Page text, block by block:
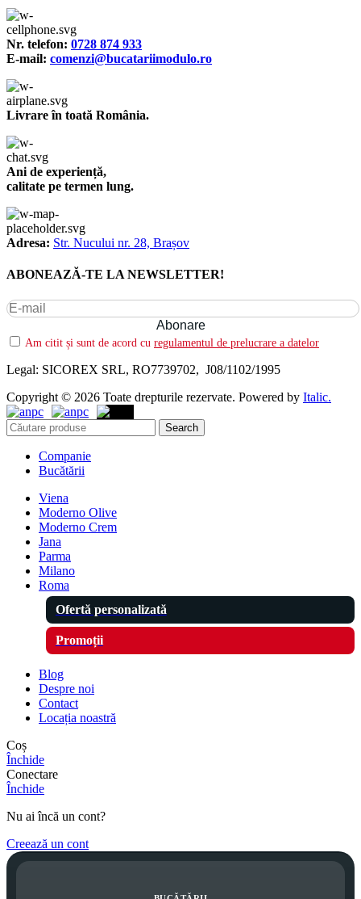
Nr. telefon: 0728 874 933
E-mail: comenzi@bucatariimodulo.ro
Livrare în toată România.
Ani de experiență,
calitate pe termen lung.
Adresa: Str. Nucului nr. 28, Brașov
ABONEAZĂ-TE LA NEWSLETTER!
Am citit și sunt de acord cu regulamentul de prelucrare a datelor
Legal: SICOREX SRL, RO7739702, J08/1102/1995
Copyright © 2026 Toate drepturile rezervate. Powered by Italic.
Search
Companie
Bucătării
Viena
Moderno Olive
Moderno Crem
Jana
Parma
Milano
Roma
Ofertă personalizată
Promoții
Blog
Despre noi
Contact
Locația noastră
Coș
Închide
Conectare
Închide
Nu ai încă un cont?
Creează un cont